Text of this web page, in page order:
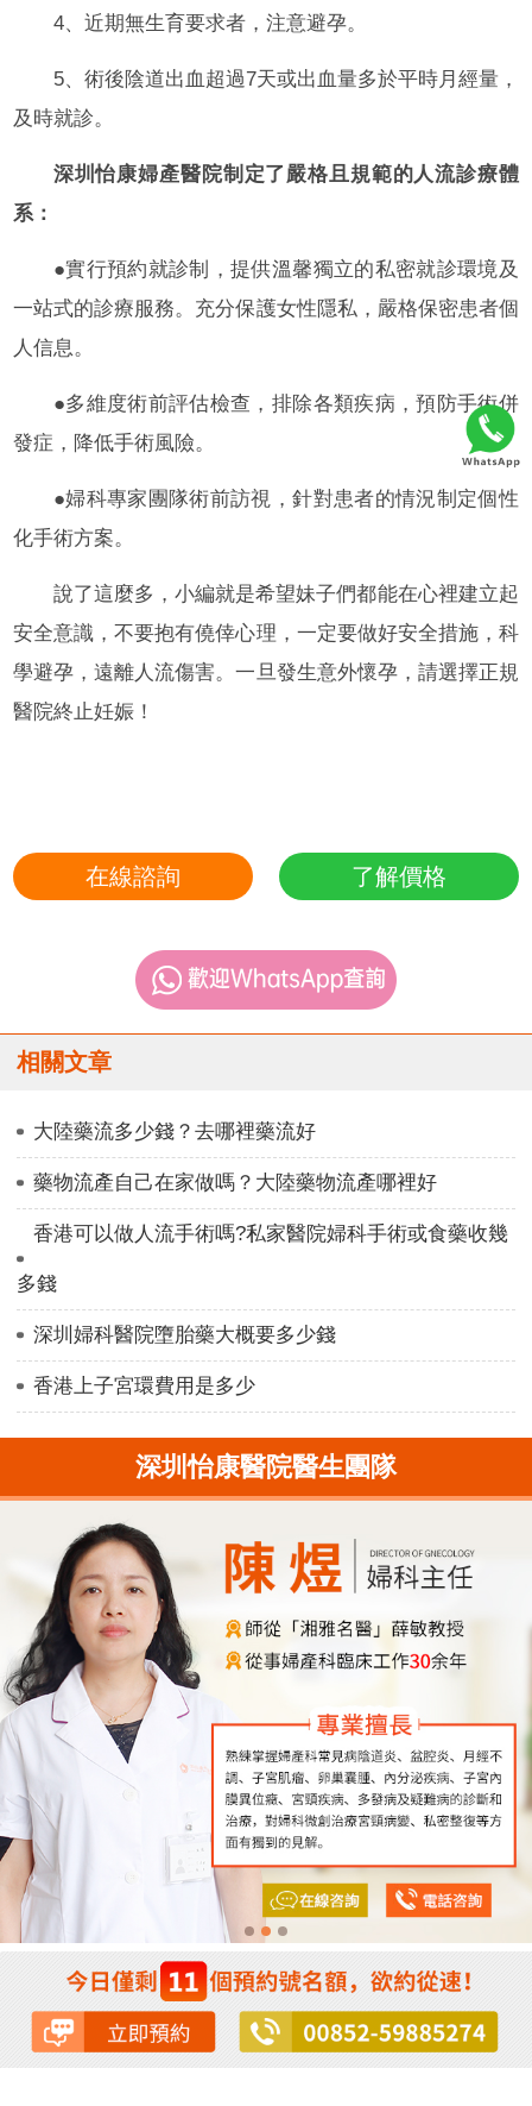
4、近期無生育要求者，注意避孕。
5、術後陰道出血超過7天或出血量多於平時月經量，
及時就診。
深圳怡康婦產醫院制定了嚴格且規範的人流診療體
系：
●實行預約就診制，提供溫馨獨立的私密就診環境及
一站式的診療服務。充分保護女性隱私，嚴格保密患者個
人信息。
●多維度術前評估檢查，排除各類疾病，預防手術併
發症，降低手術風險。
●婦科專家團隊術前訪視，針對患者的情況制定個性
化手術方案。
說了這麼多，小編就是希望妹子們都能在心裡建立起
安全意識，不要抱有僥倖心理，一定要做好安全措施，科
學避孕，遠離人流傷害。一旦發生意外懷孕，請選擇正規
醫院終止妊娠！
在線諮詢 了解價格
相關文章
大陸藥流多少錢？去哪裡藥流好
藥物流產自己在家做嗎？大陸藥物流產哪裡好
香港可以做人流手術嗎?私家醫院婦科手術或食藥收幾
多錢
深圳婦科醫院墮胎藥大概要多少錢
香港上子宮環費用是多少
深圳怡康醫院醫生團隊